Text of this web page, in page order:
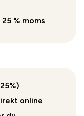
% moms
online